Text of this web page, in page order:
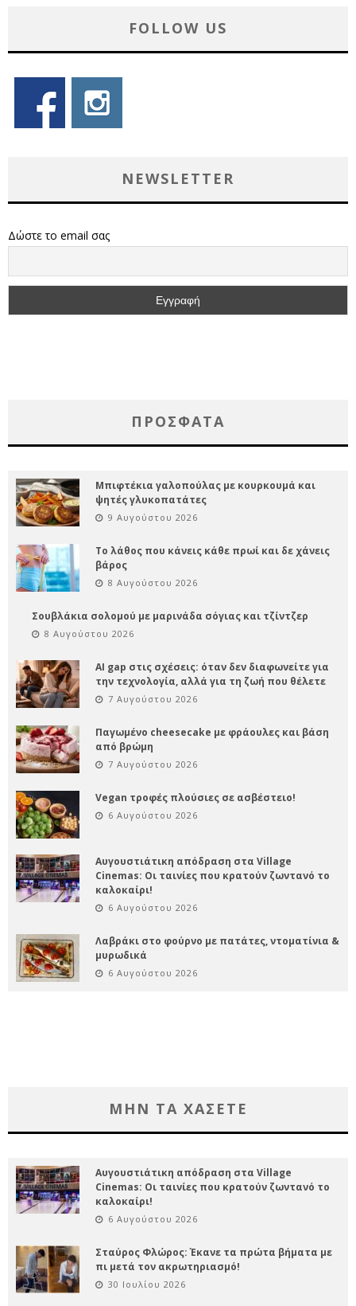
FOLLOW US
NEWSLETTER
Δώστε το email σας
ΠΡΌΣΦΑΤΑ
Μπιφτέκια γαλοπούλας με κουρκουμά και
ψητές γλυκοπατάτες
9 Αυγούστου 2026
Το λάθος που κάνεις κάθε πρωί και δε χάνεις
βάρος
8 Αυγούστου 2026
Σουβλάκια σολομού με μαρινάδα σόγιας και τζίντζερ
8 Αυγούστου 2026
AI gap στις σχέσεις: όταν δεν διαφωνείτε για
την τεχνολογία, αλλά για τη ζωή που θέλετε
7 Αυγούστου 2026
Παγωμένο cheesecake με φράουλες και βάση
από βρώμη
7 Αυγούστου 2026
Vegan τροφές πλούσιες σε ασβέστειο!
6 Αυγούστου 2026
Αυγουστιάτικη απόδραση στα Village
Cinemas: Οι ταινίες που κρατούν ζωντανό το
καλοκαίρι!
6 Αυγούστου 2026
Λαβράκι στο φούρνο με πατάτες, ντοματίνια &
μυρωδικά
6 Αυγούστου 2026
ΜΗΝ ΤΑ ΧΑΣΕΤΕ
Αυγουστιάτικη απόδραση στα Village
Cinemas: Οι ταινίες που κρατούν ζωντανό το
καλοκαίρι!
6 Αυγούστου 2026
Σταύρος Φλώρος: Έκανε τα πρώτα βήματα με
πι μετά τον ακρωτηριασμό!
30 Ιουλίου 2026